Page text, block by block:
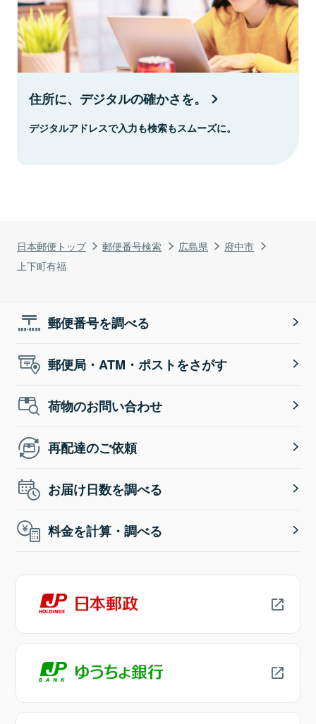
日本郵便トップ 郵便番号検索 広島県
府中市
上下町有福
住所に、デジタルの確かさを。
デジタルアドレスで入力も検索もスムーズに。
郵便番号を調べる
郵便局・ATM・ポストをさがす
荷物のお問い合わせ
再配達のご依頼
お届け日数を調べる
料金を計算・調べる